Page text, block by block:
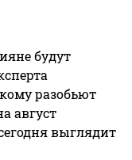
будут
разобьют
август
выглядит